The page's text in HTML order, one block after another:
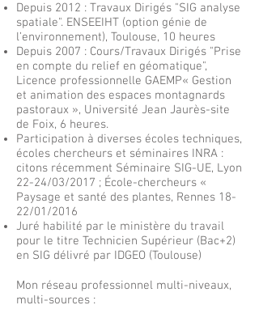
Depuis 2012 : Travaux Dirigés "SIG analyse
spatiale". ENSEEIHT (option génie de
l’environnement), Toulouse, 10 heures
Depuis 2007 : Cours/Travaux Dirigés "Prise
en compte du relief en géomatique",
Licence professionnelle GAEMP« Gestion
et animation des espaces montagnards
pastoraux », Université Jean Jaurès-site
de Foix, 6 heures.
Participation à diverses écoles techniques,
écoles chercheurs et séminaires INRA :
citons récemment Séminaire SIG-UE, Lyon
22-24/03/2017 ; École-chercheurs «
Paysage et santé des plantes, Rennes 18-
22/01/2016
Juré habilité par le ministère du travail
pour le titre Technicien Supérieur (Bac+2)
en SIG délivré par IDGEO (Toulouse)
Mon réseau professionnel multi-niveaux,
multi-sources :​